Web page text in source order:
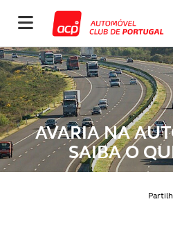
AVARIA NA
SAIBA O